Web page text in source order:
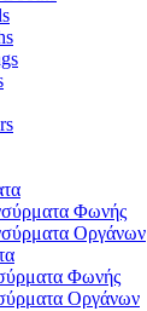
Φωνής
Οργάνων
Φωνής
Οργάνων